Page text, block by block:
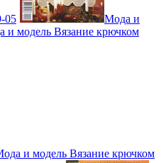
05
Мода и
и модель Вязание крючком
и модель Вязание крючком